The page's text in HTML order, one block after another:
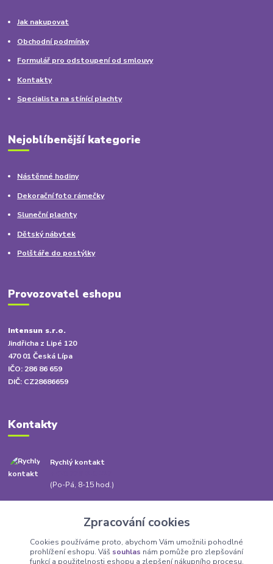
Jak nakupovat
Obchodní podmínky
Formulář pro odstoupení od smlouvy
Kontakty
Specialista na stínící plachty
Nejoblíbenější kategorie
Nástěnné hodiny
Dekorační foto rámečky
Sluneční plachty
Dětský nábytek
Polštáře do postýlky
Provozovatel eshopu
Intensun s.r.o.
Jindřicha z Lipé 120
470 01 Česká Lípa
IČO: 286 86 659
DIČ: CZ28686659
Kontakty
Rychlý kontakt
(Po-Pá, 8-15 hod.)
Zpracování cookies
Cookies používáme proto, abychom Vám umožnili pohodlné
prohlížení eshopu. Váš souhlas nám pomůže pro zlepšování
funkcí a použitelnosti eshopu a zlepšení nákupního procesu.